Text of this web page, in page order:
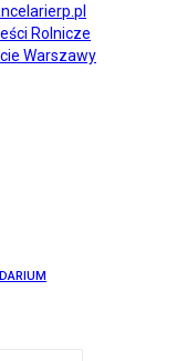
Rolnicze
Warszawy